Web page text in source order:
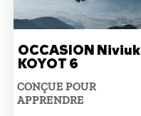
OCCASION Niviuk
KOYOT 6
CONÇUE POUR
APPRENDRE